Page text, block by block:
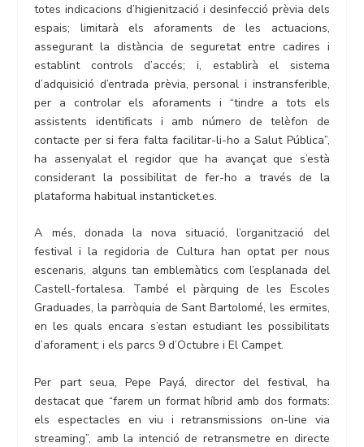
totes indicacions d’higienització i desinfecció prèvia dels
espais; limitarà els aforaments de les actuacions,
assegurant la distància de seguretat entre cadires i
establint controls d’accés; i, establirà el sistema
d’adquisició d’entrada prèvia, personal i instransferible,
per a controlar els aforaments i “tindre a tots els
assistents identificats i amb número de telèfon de
contacte per si fera falta facilitar-li-ho a Salut Pública”,
ha assenyalat el regidor que ha avançat que s’està
considerant la possibilitat de fer-ho a través de la
plataforma habitual instanticket.es.
A més, donada la nova situació, l’organització del
festival i la regidoria de Cultura han optat per nous
escenaris, alguns tan emblemàtics com l’esplanada del
Castell-fortalesa. També el pàrquing de les Escoles
Graduades, la parròquia de Sant Bartolomé, les ermites,
en les quals encara s’estan estudiant les possibilitats
d’aforament; i els parcs 9 d’Octubre i El Campet.
Per part seua, Pepe Payá, director del festival, ha
destacat que “farem un format híbrid amb dos formats:
els espectacles en viu i retransmissions on-line via
streaming”, amb la intenció de retransmetre en directe